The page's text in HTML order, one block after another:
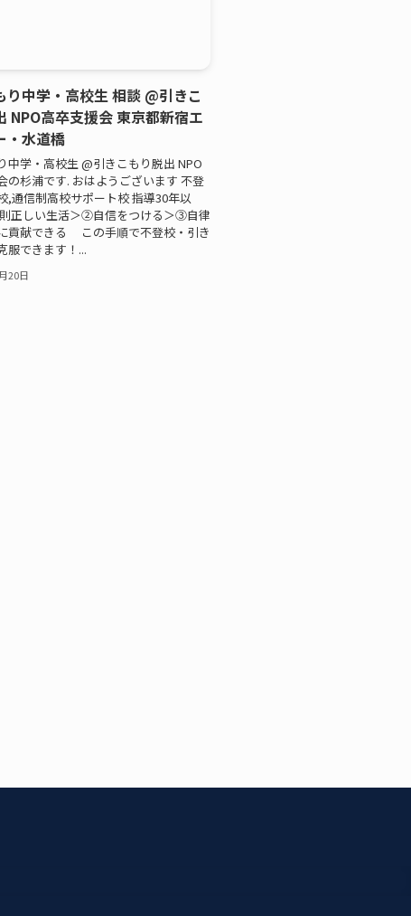
り中学・高校生 相談 @引きこ
NPO高卒支援会 東京都新宿エ
・水道橋
中学・高校生 @引きこもり脱出 NPO
の杉浦です. おはようございます 不登
,通信制高校サポート校 指導30年以
正しい生活＞②自信をつける＞③自律
貢献できる この手順で不登校・引き
服できます！...
20日